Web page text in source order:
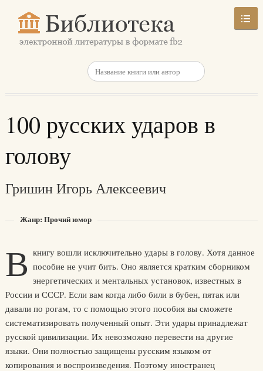
100 русских ударов в
голову
Гришин Игорь Алексеевич
Жанр: Прочий юмор
В книгу вошли исключительно удары в голову. Хотя данное
пособие не учит бить. Оно является кратким сборником
энергетических и ментальных установок, известных в
России и СССР. Если вам когда либо били в бубен, пятак или
давали по рогам, то с помощью этого пособия вы сможете
систематизировать полученный опыт. Эти удары принадлежат
русской цивилизации. Их невозможно перевести на другие
языки. Они полностью защищены русским языком от
копирования и воспроизведения. Поэтому иностранец